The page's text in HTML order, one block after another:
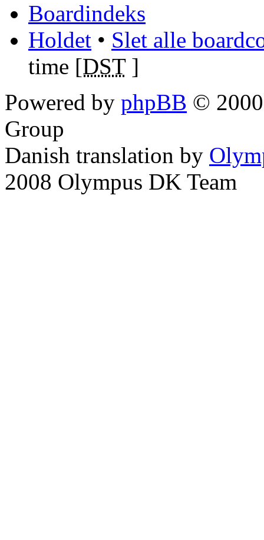
Boardindeks
Holdet • Slet alle
time [DST]
Powered by phpBB ©
Group
Danish translation by
2008 Olympus DK Team